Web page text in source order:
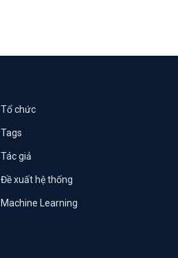
Tổ chức
Tags
Tác giả
Đề xuất hệ thống
Machine Learning